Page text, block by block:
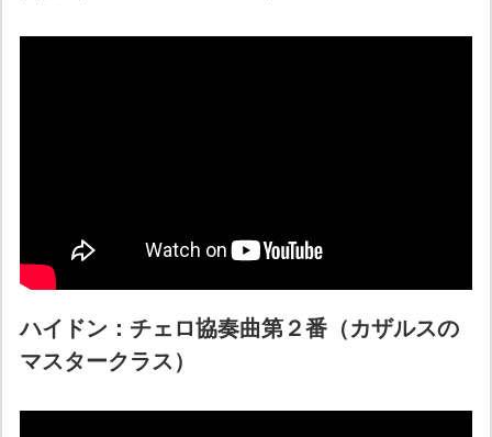
ハイドン：チェロ協奏曲第２番（カザルスの
マスタークラス）